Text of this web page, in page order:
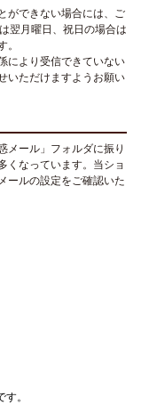
ができない場合には、ご
翌月曜日、祝日の場合は
。
により受信できていない
いただけますようお願い
メール」フォルダに振り
くなっています。当ショ
ールの設定をご確認いた
。